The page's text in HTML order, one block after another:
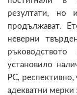
резултати, но
продължават.
неверни
установило
РС,
адекватни мерки